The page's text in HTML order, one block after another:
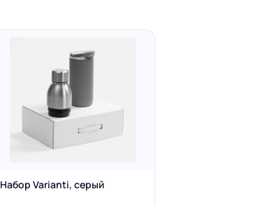
Набор Varianti, серый